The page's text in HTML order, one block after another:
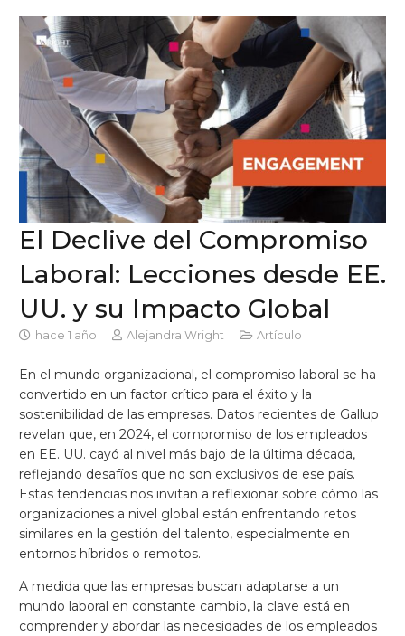
El Declive del Compromiso
Laboral: Lecciones desde EE.
UU. y su Impacto Global
hace 1 año Alejandra Wright Artículo
En el mundo organizacional, el compromiso laboral se ha
convertido en un factor crítico para el éxito y la
sostenibilidad de las empresas. Datos recientes de Gallup
revelan que, en 2024, el compromiso de los empleados
en EE. UU. cayó al nivel más bajo de la última década,
reflejando desafíos que no son exclusivos de ese país.
Estas tendencias nos invitan a reflexionar sobre cómo las
organizaciones a nivel global están enfrentando retos
similares en la gestión del talento, especialmente en
entornos híbridos o remotos.
A medida que las empresas buscan adaptarse a un
mundo laboral en constante cambio, la clave está en
comprender y abordar las necesidades de los empleados